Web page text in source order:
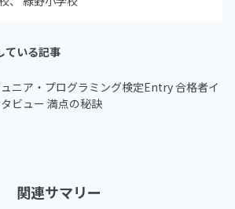
ている記事
ニア・プログラミング検定Entry 合格者イ
ビュー 満点の秘訣
関連サマリー